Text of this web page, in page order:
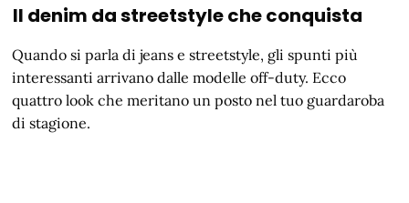
Il denim da streetstyle che conquista
Quando si parla di jeans e streetstyle, gli spunti più
interessanti arrivano dalle modelle off-duty. Ecco
quattro look che meritano un posto nel tuo guardaroba
di stagione.